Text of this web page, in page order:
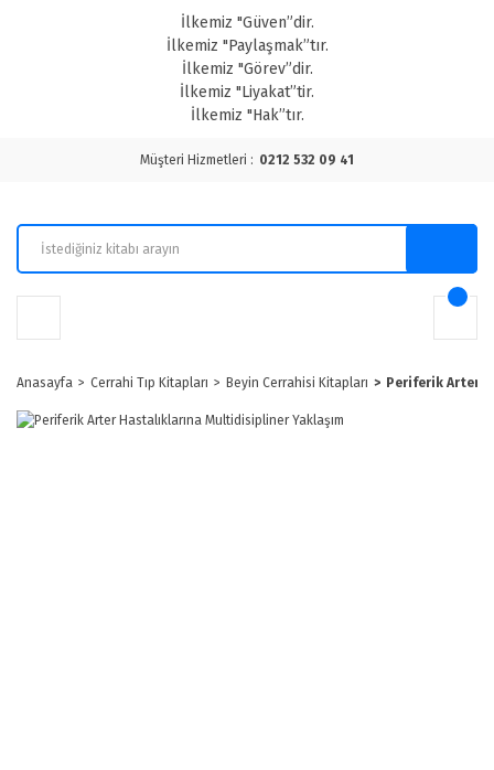
İlkemiz "Güven”dir.
İlkemiz "Paylaşmak”tır.
İlkemiz "Görev”dir.
İlkemiz "Liyakat”tir.
İlkemiz "Hak”tır.
Müşteri Hizmetleri : 0212 532 09 41
Anasayfa Cerrahi Tıp Kitapları Beyin Cerrahisi Kitapları Periferik Arter